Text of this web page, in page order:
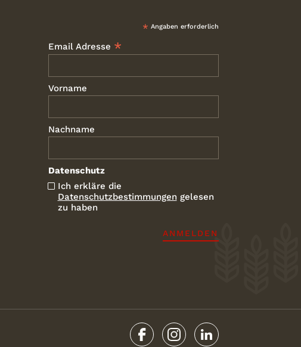
* Angaben erforderlich
Email Adresse *
Vorname
Nachname
Datenschutz
Ich erkläre die
Datenschutzbestimmungen gelesen
zu haben